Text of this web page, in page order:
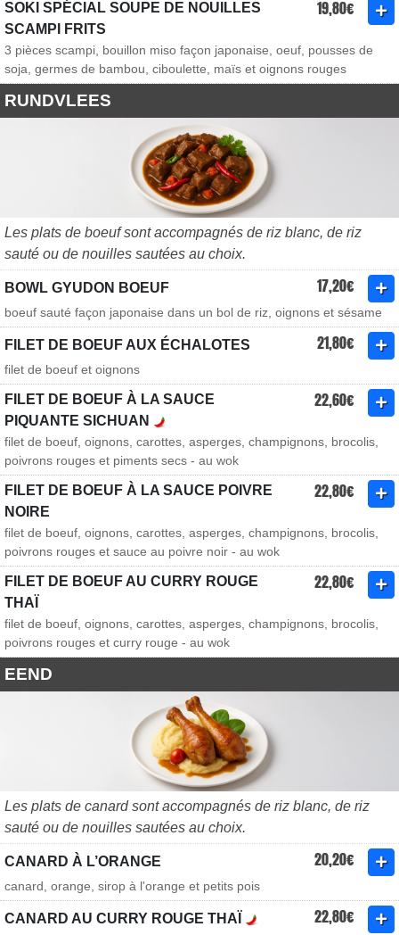
SOKI SPÉCIAL SOUPE DE NOUILLES
SCAMPI FRITS
19,80€
3 pièces scampi, bouillon miso façon japonaise, oeuf, pousses de
soja, germes de bambou, ciboulette, maïs et oignons rouges
RUNDVLEES
Les plats de boeuf sont accompagnés de riz blanc, de riz
sauté ou de nouilles sautées au choix.
BOWL GYUDON BOEUF 17,20€
boeuf sauté façon japonaise dans un bol de riz, oignons et sésame
FILET DE BOEUF AUX ÉCHALOTES 21,80€
filet de boeuf et oignons
FILET DE BOEUF À LA SAUCE
PIQUANTE SICHUAN
22,60€
filet de boeuf, oignons, carottes, asperges, champignons, brocolis,
poivrons rouges et piments secs - au wok
FILET DE BOEUF À LA SAUCE POIVRE
NOIRE
22,80€
filet de boeuf, oignons, carottes, asperges, champignons, brocolis,
poivrons rouges et sauce au poivre noir - au wok
FILET DE BOEUF AU CURRY ROUGE
THAÏ
22,80€
filet de boeuf, oignons, carottes, asperges, champignons, brocolis,
poivrons rouges et curry rouge - au wok
EEND
Les plats de canard sont accompagnés de riz blanc, de riz
sauté ou de nouilles sautées au choix.
CANARD À L’ORANGE 20,20€
canard, orange, sirop à l'orange et petits pois
CANARD AU CURRY ROUGE THAÏ 22,80€